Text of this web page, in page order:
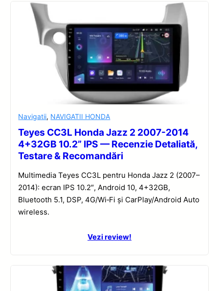
Navigatii, NAVIGATII HONDA
Teyes CC3L Honda Jazz 2 2007-2014
4+32GB 10.2” IPS — Recenzie Detaliată,
Testare & Recomandări
Multimedia Teyes CC3L pentru Honda Jazz 2 (2007–
2014): ecran IPS 10.2″, Android 10, 4+32GB,
Bluetooth 5.1, DSP, 4G/Wi‑Fi și CarPlay/Android Auto
wireless.
Vezi review!